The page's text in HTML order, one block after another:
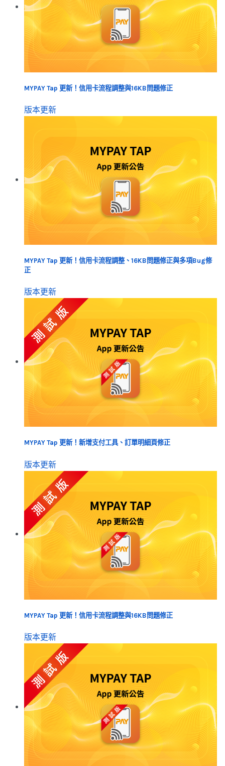
MYPAY Tap 更新！信用卡流程調整與16KB問題修正
版本更新
MYPAY Tap 更新！信用卡流程調整、16KB問題修正與多項Bug修
正
版本更新
MYPAY Tap 更新！新增支付工具、訂單明細頁修正
版本更新
MYPAY Tap 更新！信用卡流程調整與16KB問題修正
版本更新